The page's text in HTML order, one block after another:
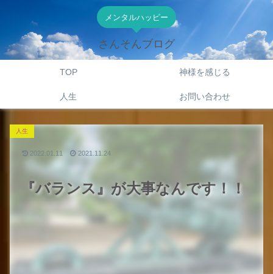
メンタルハッピー
さんそんブログ
TOP 神様を感じる
人生 お問い合わせ
『バランス』が大事なんです！！
人生
2022.01.11 2021.11.24